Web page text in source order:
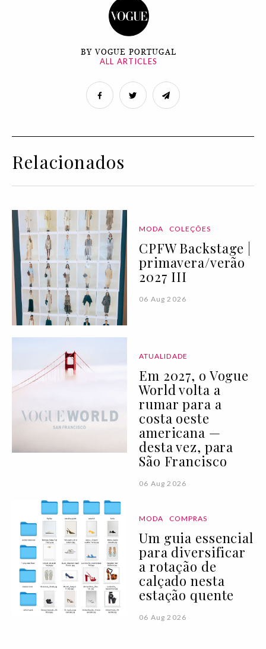
BY VOGUE PORTUGAL
ALL ARTICLES
Relacionados
MODA COLEÇÕES
CPFW Backstage |
primavera/verão
2027 III
06 Aug 2026
ATUALIDADE
Em 2027, o Vogue
World volta a
rumar para a
costa oeste
americana —
desta vez, para
São Francisco
06 Aug 2026
MODA COMPRAS
Um guia essencial
para diversificar
a rotação de
calçado nesta
estação quente
06 Aug 2026